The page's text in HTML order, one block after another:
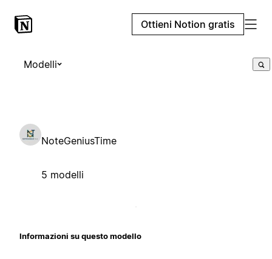
Ottieni Notion gratis
Modelli
NoteGeniusTime
5 modelli
Informazioni su questo modello